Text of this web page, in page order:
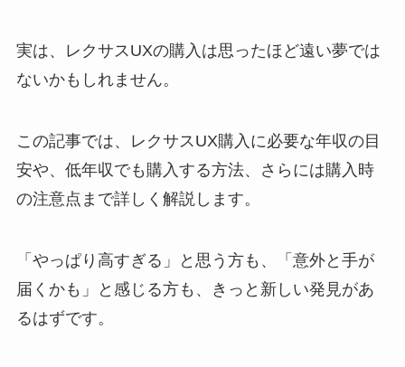
実は、レクサスUXの購入は思ったほど遠い夢では
ないかもしれません。
この記事では、レクサスUX購入に必要な年収の目
安や、低年収でも購入する方法、さらには購入時
の注意点まで詳しく解説します。
「やっぱり高すぎる」と思う方も、「意外と手が
届くかも」と感じる方も、きっと新しい発見があ
るはずです。